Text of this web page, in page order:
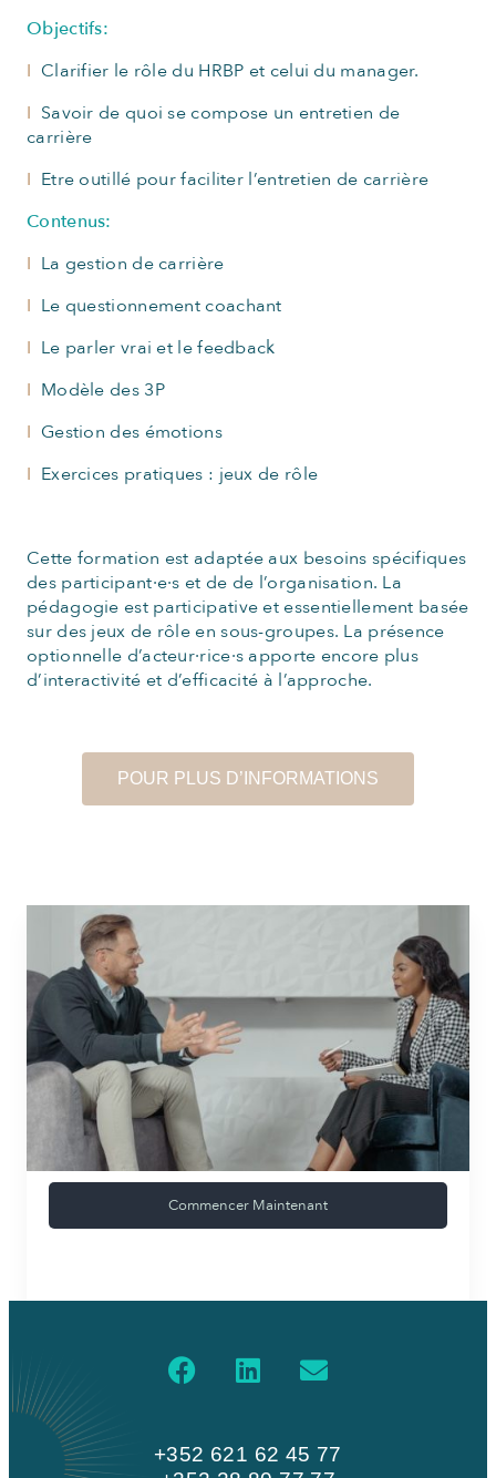
Objectifs:
I Clarifier le rôle du HRBP et celui du manager.
I Savoir de quoi se compose un entretien de
carrière
I Etre outillé pour faciliter l’entretien de carrière
Contenus:
I La gestion de carrière
I Le questionnement coachant
I Le parler vrai et le feedback
I Modèle des 3P
I Gestion des émotions
I Exercices pratiques : jeux de rôle
Cette formation est adaptée aux besoins spécifiques
des participant·e·s et de de l’organisation. La
pédagogie est participative et essentiellement basée
sur des jeux de rôle en sous-groupes. La présence
optionnelle d’acteur·rice·s apporte encore plus
d’interactivité et d’efficacité à l’approche.
POUR PLUS D’INFORMATIONS
Commencer Maintenant
+352 621 62 45 77